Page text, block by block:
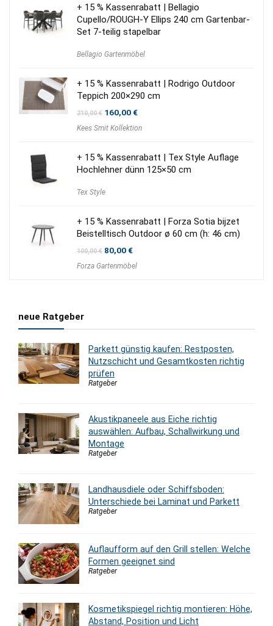
+ 15 % Kassenrabatt | Bellagio
Cupello/ROUGH-Y Ellips 240 cm Gartenbar-
Set 7-teilig stapelbar
Bellagio Gartenmöbel
+ 15 % Kassenrabatt | Rodrigo Outdoor
Teppich 200×290 cm
210,00€ Ursprünglicher
war:
160,00€Aktueller
ist:
Kees Smit Kollektion
+ 15 % Kassenrabatt | Tex Style Auflage
Hochlehner dünn 125×50 cm
Tex Style
+ 15 % Kassenrabatt | Forza Sotia bijzet
Beistelltisch Outdoor ø 60 cm (h: 46 cm)
100,00€ Ursprünglicher
war:
80,00€Aktueller
ist:
Forza Gartenmöbel
neue Ratgeber
Parkett günstig kaufen: Restposten,
Nutzschicht und Gesamtkosten richtig
prüfen
Ratgeber
Akustikpaneele aus Eiche richtig
auswählen: Aufbau, Schallwirkung und
Montage
Ratgeber
Landhausdiele oder Schiffsboden:
Unterschiede bei Laminat und Parkett
Ratgeber
Auflaufform auf den Grill stellen: Welche
Formen geeignet sind
Ratgeber
Kosmetikspiegel richtig montieren: Höhe,
Abstand, Position und Licht